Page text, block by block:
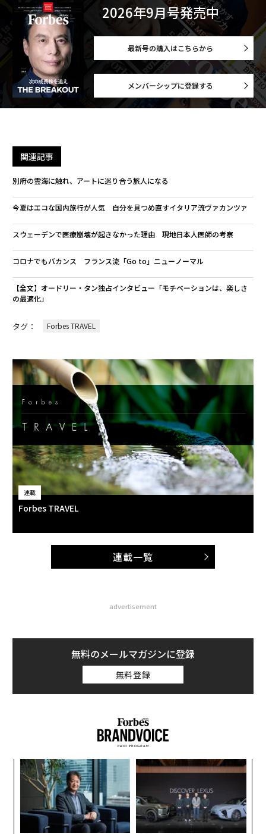
2026年9月号発売中
最新号の購入はこちらから
メンバーシップに登録する
関連記事
別府の雲海に触れ、アートに巡り合う旅人になる
今夏はエコな国内旅行が人気 自分を見つめ直すイタリア流ヴァカンツァ
スウェーデンで医療崩壊が起きなかった理由 現地日本人医師の考察
コロナでもバカンス フランス流「Go to」ニューノーマル
【全文】オードリー・タン独占インタビュー「モチベーションは、楽しさ
の最適化」
タグ： Forbes TRAVEL
連載
Forbes TRAVEL
連載一覧
advertisement
無料のメールマガジンに登録
無料登録